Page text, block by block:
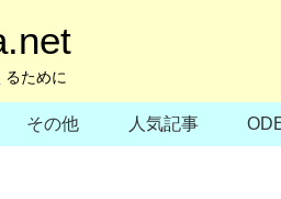
るために
その他 人気記事